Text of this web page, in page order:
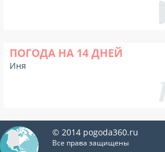
ПОГОДА НА 14 ДНЕЙ
Иня
© 2014 pogoda360.ru
Все права защищены